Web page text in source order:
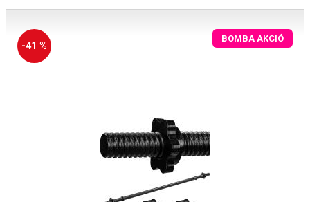
-41 %
BOMBA AKCIÓ